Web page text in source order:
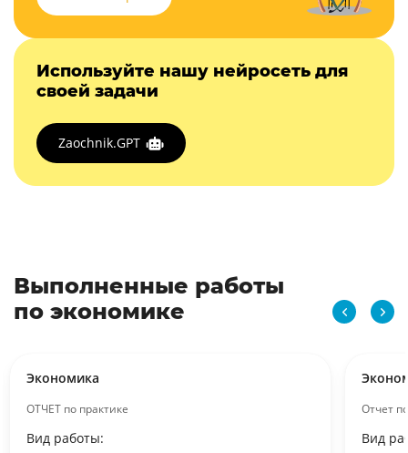
Используйте нашу нейросеть для
своей задачи
Zaochnik.GPT
Выполненные работы
по экономике
Экономика
ОТЧЕТ по практике
Вид работы:
Отчет
Вид